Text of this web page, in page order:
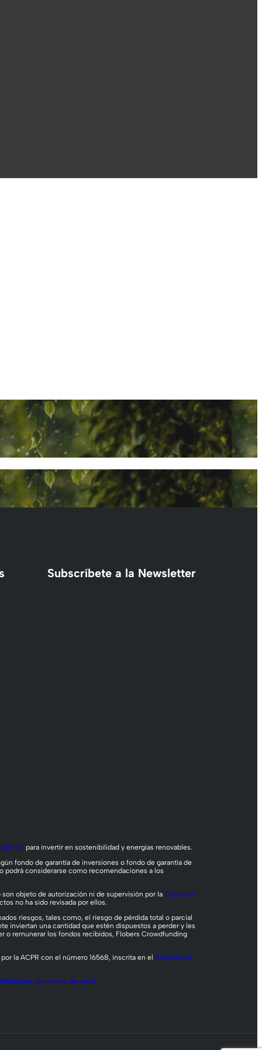
Subscríbete a la Newsletter
22 para invertir en sostenibilidad y energías renovables.
fondo de garantía de inversiones o fondo de garantía de
podrá considerarse como recomendaciones a los
objeto de autorización ni de supervisión por la Comisión
no ha sido revisada por ellos.
riesgos, tales como, el riesgo de pérdida total o parcial
inviertan una cantidad que estén dispuestos a perder y les
o remunerar los fondos recibidos, Flobers Crowdfunding
la ACPR con el número 16568, inscrita en el Registro de
generales-de-uso/